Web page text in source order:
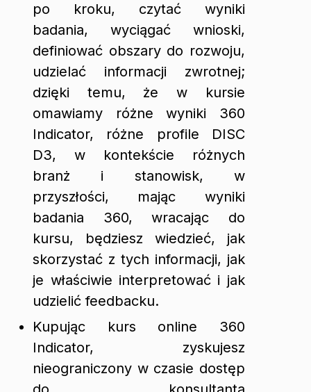
po kroku, czytać wyniki
badania, wyciągać wnioski,
definiować obszary do rozwoju,
udzielać informacji zwrotnej;
dzięki temu, że w kursie
omawiamy różne wyniki 360
Indicator, różne profile DISC
D3, w kontekście różnych
branż i stanowisk, w
przyszłości, mając wyniki
badania 360, wracając do
kursu, będziesz wiedzieć, jak
skorzystać z tych informacji, jak
je właściwie interpretować i jak
udzielić feedbacku.
Kupując kurs online 360
Indicator, zyskujesz
nieograniczony w czasie dostęp